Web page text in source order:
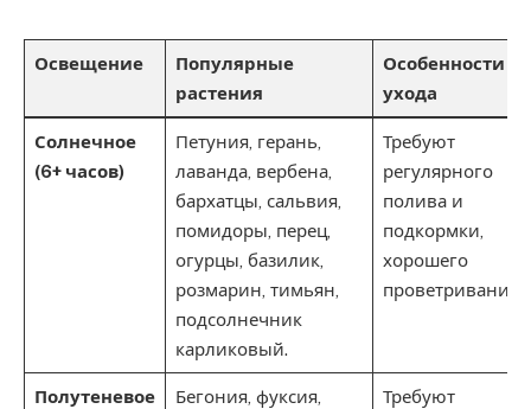
Освещение
Популярные
растения
Особенности
ухода
Солнечное
(6+ часов)
Петуния, герань,
лаванда, вербена,
бархатцы, сальвия,
помидоры, перец,
огурцы, базилик,
розмарин, тимьян,
подсолнечник
карликовый.
Требуют
регулярного
полива и
подкормки,
хорошего
проветривания.
Полутеневое
Бегония, фуксия,
Требуют